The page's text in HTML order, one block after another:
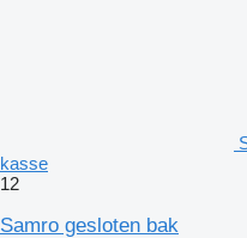
kasse
12
Samro gesloten bak